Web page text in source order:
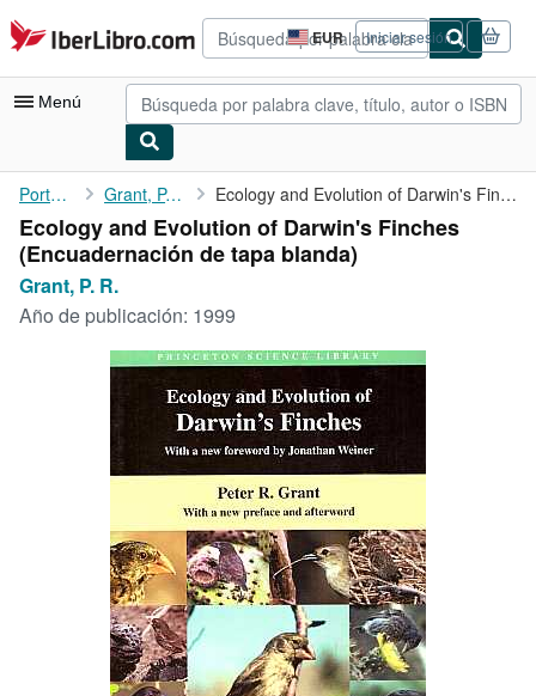
Pasar al contenido principal
IberLibro.com EUR
Preferencias
de
compra
del
Iniciar sesión
Menú
Mi cuenta
Consultar mis pedidos
Búsqueda avanzada
Colecciones
Libros antiguos
Arte y coleccionismo
Comenzar a vender
CERRAR
Portada Grant, P. R. Ecology and Evolution of Darwin's Finches
Ecology and Evolution of Darwin's Finches
(Encuadernación de tapa blanda)
Grant, P. R.
Año de publicación: 1999